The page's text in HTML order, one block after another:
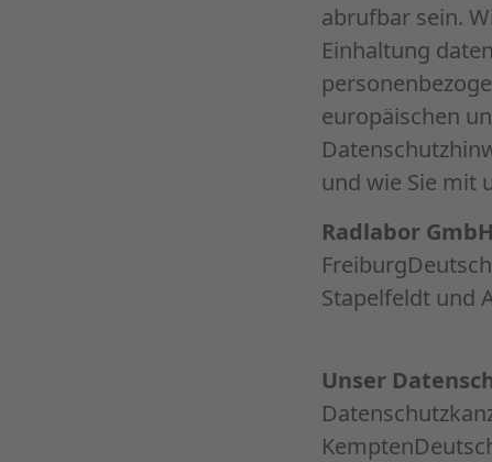
abrufbar sein.
Einhaltung
europäischen
und wie Sie mit
Radlabor GmbH
Stapelfeldt und
Unser